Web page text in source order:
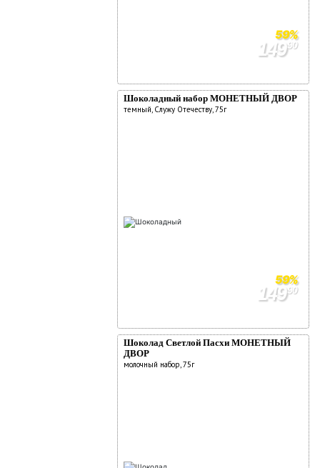
59%
14990
Шоколадный набор МОНЕТНЫЙ ДВОР
темный, Служу Отечеству, 75г
59%
14990
Шоколад Светлой Пасхи МОНЕТНЫЙ
ДВОР
молочный набор, 75г